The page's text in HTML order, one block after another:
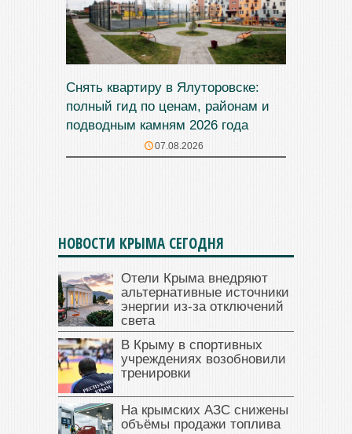
Снять квартиру в Ялуторовске:
полный гид по ценам, районам и
подводным камням 2026 года
07.08.2026
НОВОСТИ КРЫМА СЕГОДНЯ
Отели Крыма внедряют
альтернативные источники
энергии из-за отключений
света
В Крыму в спортивных
учреждениях возобновили
тренировки
На крымских АЗС снижены
объёмы продажи топлива